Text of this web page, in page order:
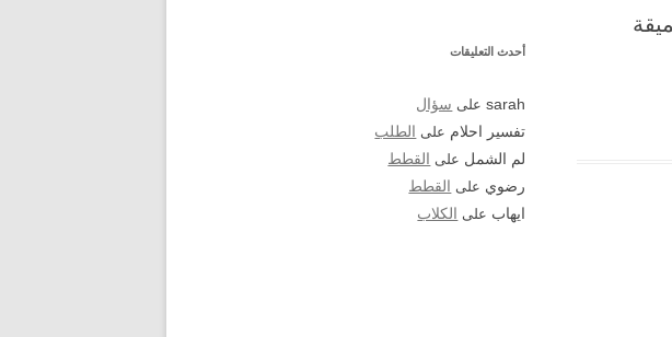
أحدث التعليقات
sarahعلى سؤال
تفسير احلام على
الطلب
لم الشمل على
القطط
رضوي على
القطط
ايهاب على الكلاب